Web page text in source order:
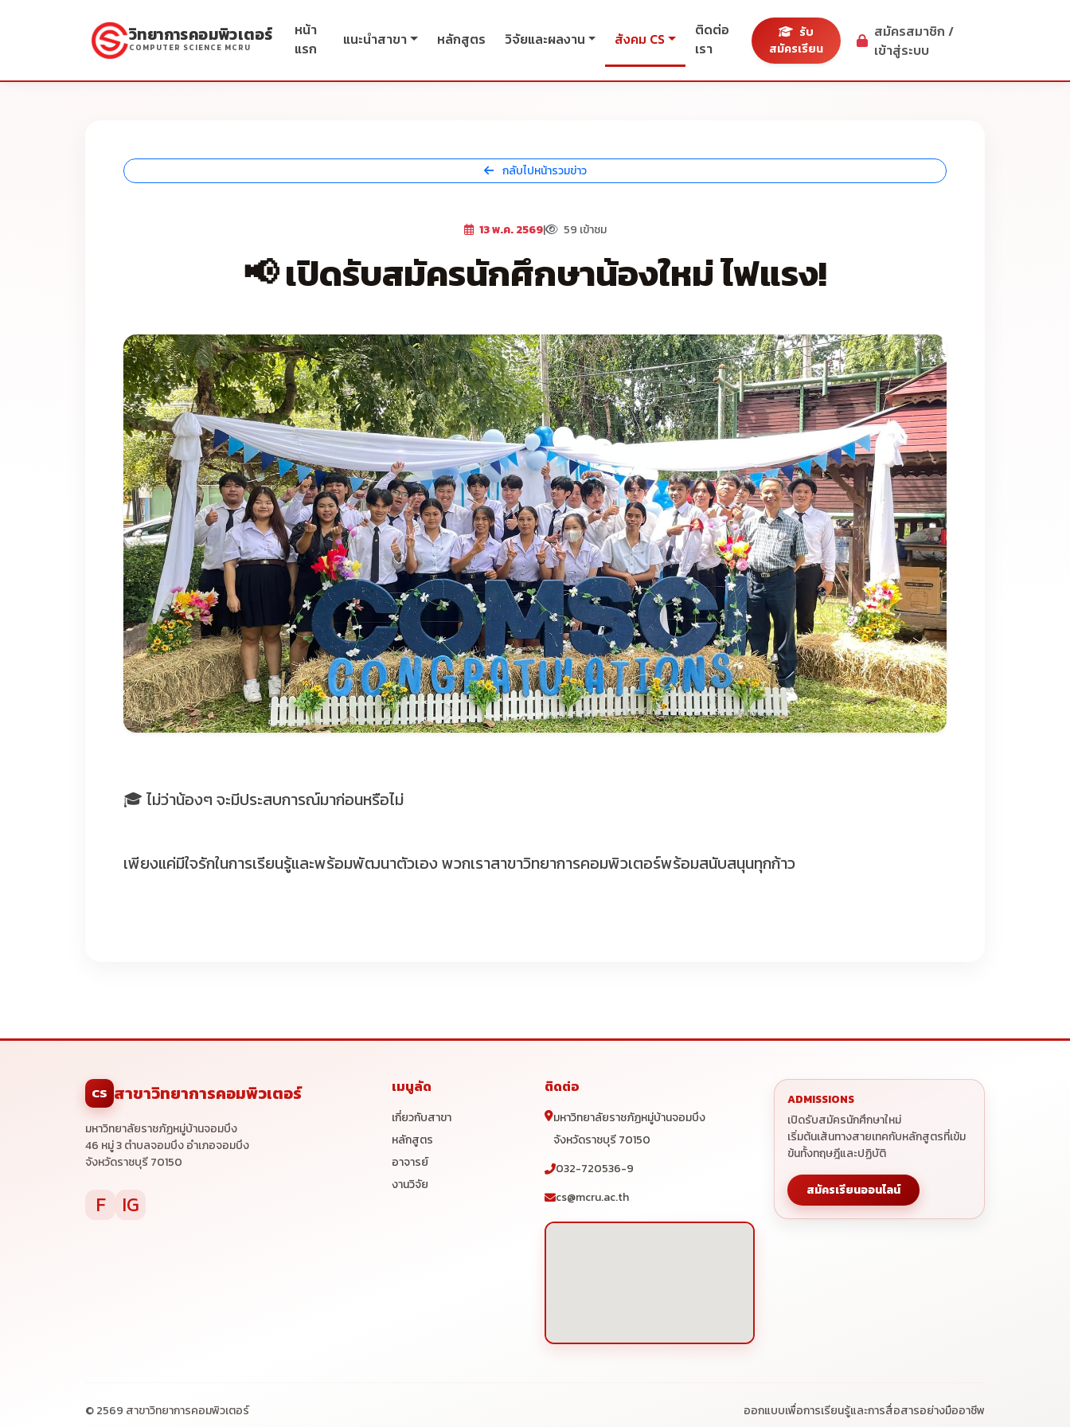
วิทยาการคอมพิวเตอร์
COMPUTER SCIENCE MCRU
หน้า
แรก
แนะนำสาขา หลักสูตร วิจัยและผลงาน สังคม CS
ติดต่อ
เรา
รับ
สมัครเรียน
สมัครสมาชิก /
เข้าสู่ระบบ
กลับไปหน้ารวมข่าว
13 พ.ค. 2569| 59 เข้าชม
📢 เปิดรับสมัครนักศึกษาน้องใหม่ ไฟแรง!
🎓 ไม่ว่าน้องๆ จะมีประสบการณ์มาก่อนหรือไม่
เพียงแค่มีใจรักในการเรียนรู้และพร้อมพัฒนาตัวเอง พวกเราสาขาวิทยาการคอมพิวเตอร์พร้อมสนับสนุนทุกก้าว
CS สาขาวิทยาการคอมพิวเตอร์
มหาวิทยาลัยราชภัฏหมู่บ้านจอมบึง
46 หมู่ 3 ตำบลจอมบึง อำเภอจอมบึง
จังหวัดราชบุรี 70150
F IG
เมนูลัด
เกี่ยวกับสาขา
หลักสูตร
อาจารย์
งานวิจัย
ติดต่อ
มหาวิทยาลัยราชภัฏหมู่บ้านจอมบึง
จังหวัดราชบุรี 70150
032-720536-9
cs@mcru.ac.th
ADMISSIONS
เปิดรับสมัครนักศึกษาใหม่
เริ่มต้นเส้นทางสายเทคกับหลักสูตรที่เข้ม
ข้นทั้งทฤษฎีและปฏิบัติ
สมัครเรียนออนไลน์
© 2569 สาขาวิทยาการคอมพิวเตอร์ ออกแบบเพื่อการเรียนรู้และการสื่อสารอย่างมืออาชีพ